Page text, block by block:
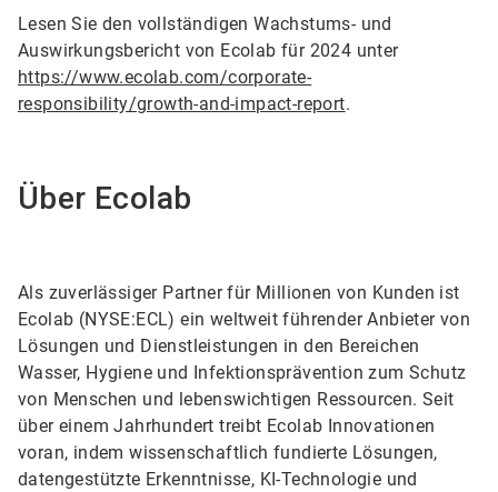
Lesen Sie den vollständigen Wachstums- und
Auswirkungsbericht von Ecolab für 2024 unter
https://www.ecolab.com/corporate-
responsibility/growth-and-impact-report.
Über Ecolab
Als zuverlässiger Partner für Millionen von Kunden ist
Ecolab (NYSE:ECL) ein weltweit führender Anbieter von
Lösungen und Dienstleistungen in den Bereichen
Wasser, Hygiene und Infektionsprävention zum Schutz
von Menschen und lebenswichtigen Ressourcen. Seit
über einem Jahrhundert treibt Ecolab Innovationen
voran, indem wissenschaftlich fundierte Lösungen,
datengestützte Erkenntnisse, KI-Technologie und